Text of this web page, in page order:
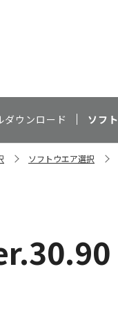
ダウンロード ソフ
ソフトウエア選択